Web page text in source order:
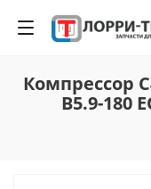
Компрессор
B5.9-180